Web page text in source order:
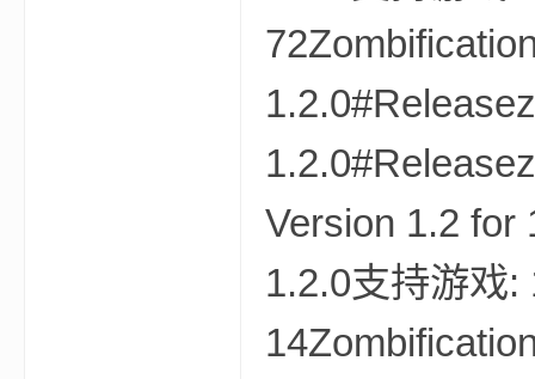
Version 1.2 for
1.2.0支持游戏